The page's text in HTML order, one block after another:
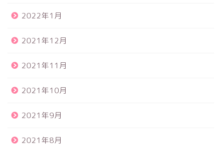
2022年1月
2021年12月
2021年11月
2021年10月
2021年9月
2021年8月